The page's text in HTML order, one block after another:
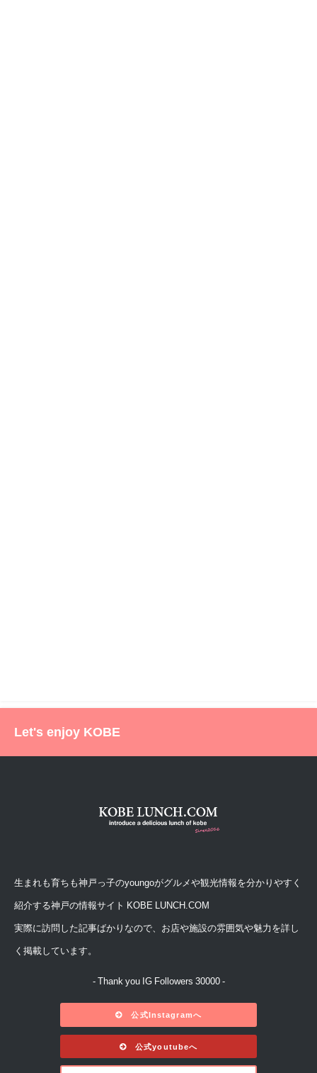
Let's enjoy KOBE
生まれも育ちも神戸っ子のyoungoがグルメや観光情報を分かりやすく
紹介する神戸の情報サイト KOBE LUNCH.COM
実際に訪問した記事ばかりなので、お店や施設の雰囲気や魅力を詳し
く掲載しています。
- Thank you IG Followers 30000 -
公式Instagramへ
公式youtubeへ